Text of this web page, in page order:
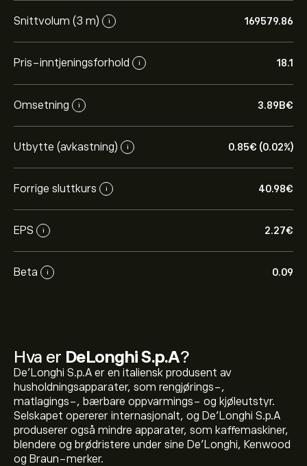
Snittvolum (3 m) i 169579.86
Pris-inntjeningsforhold i 18.1
Omsetning i 3.89B‎€‎
Utbytte (avkastning) i 0.85‎€‎ (0.02%)
Forrige sluttkurs i 40.98‎€‎
EPS i 2.27‎€‎
Beta i 0.09
Hva er DeLonghi S.p.A?
De'Longhi S.p.A er en italiensk produsent av
husholdningsapparater, som rengjørings-,
matlagings-, bærbare oppvarmings- og kjøleutstyr.
Selskapet opererer internasjonalt, og De'Longhi S.p.A
produserer også mindre apparater, som kaffemaskiner,
blendere og brødristere under sine De'Longhi, Kenwood
og Braun-merker.